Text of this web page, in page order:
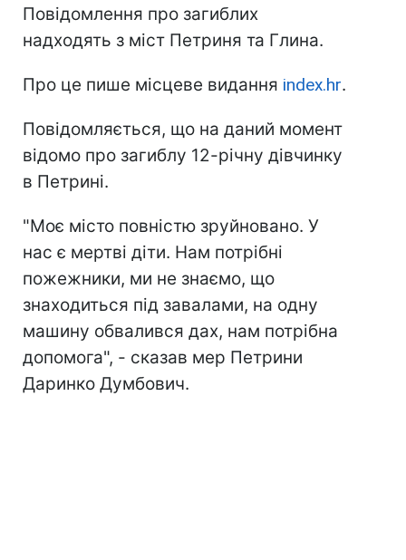
Повідомлення про загиблих
надходять з міст Петриня та Глина.
Про це пише місцеве видання index.hr.
Повідомляється, що на даний момент
відомо про загиблу 12-річну дівчинку
в Петрині.
"Моє місто повністю зруйновано. У
нас є мертві діти. Нам потрібні
пожежники, ми не знаємо, що
знаходиться під завалами, на одну
машину обвалився дах, нам потрібна
допомога", - сказав мер Петрини
Даринко Думбович.